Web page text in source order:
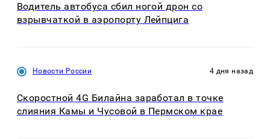
Водитель автобуса сбил ногой дрон со
взрывчаткой в аэропорту Лейпцига
Новости России 4 дня назад
Скоростной 4G Билайна заработал в точке
слияния Камы и Чусовой в Пермском крае